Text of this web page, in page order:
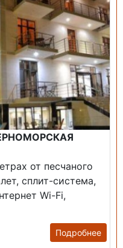
от песчаного
сплит-система,
Wi-Fi,
Подробнее